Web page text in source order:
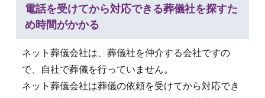
電話を受けてから対応できる葬儀社を探すた
め時間がかかる
ネット葬儀会社は、葬儀社を仲介する会社ですの
で、自社で葬儀を行っていません。
ネット葬儀会社は葬儀の依頼を受けてから対応でき